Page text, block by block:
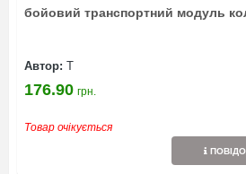
бойовий транспортний модуль
Автор: Т
176.90 грн.
Товар очікується